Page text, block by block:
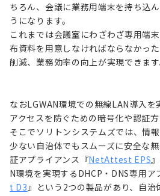
ちろん、会議に業務用端末を持ち込
うになります。
これまでは会議室にわざわざ専用端
布資料を用意しなければならなかっ
削減、業務効率の向上が実現できます
なおLGWAN環境での無線LAN導入
アクセスを防ぐための暗号化や認証方
そこでソリトンシステムズでは、情
少ない自治体でもスムーズに安全な
証アプライアンス『NetAttest EPS
N環境を実現するDHCP・DNS専用ア
t D3』という2つの製品があり、自